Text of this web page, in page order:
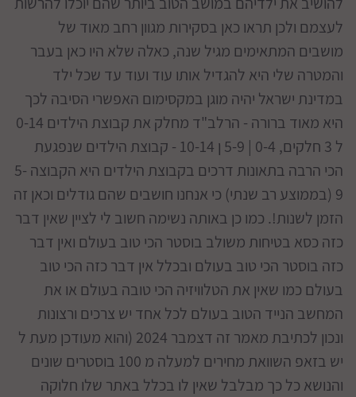
לעצמם ולכן תראו כאן בסקירות מגוון רחב מאוד של
מושבים המתאימים מגיל שנה, כאלה שלא היו כאן בעבר
והמטרה שלי היא להגדיל אותו עוד ועוד עד שכל ילד
במדינת ישראל יהיה מוגן במקסימום האפשרי הסיבה לכך
היא מאוד ברורה - הרלב"ד מחלק את קבוצת הילדים 0-14
ל 3 חלקים, 0-4 | 5-9 ן 10-14 - קבוצת הילדים שנפגעת
הכי הרבה בתאונות דרכים בקבוצת הילדים היא הקבוצה 5-
9 (בממוצע רב שנתי) כי אנחנו חושבים שהם גודלים וכאן זה
הזמן לשנות!. כמו כן באותה נשימה חשוב לי לציין שאין דבר
כזה כסא בטיחות משולב בוסטר הכי טוב בעולם ואין דבר
כזה בוסטר הכי טוב בעולם ובכלל אין דבר כזה הכי טוב
בעולם כמו שאין את הטלוויזיה הכי טובה בעולם או את
המחשב הנייד הטוב בעולם לכל אחד יש צרכים ורצונות
ונכון לכתיבת מאמר זה דצמבר 2024 (והוא מעודכן מעת ל
יש בזאפ השוואת מחירים למעלה מ 100 בוסטרים שונים
והנושא כל כך מבלבל שאין לו בכלל באתר שלו חלוקה